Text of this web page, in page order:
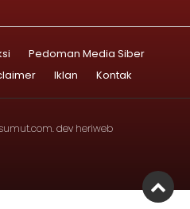
Pedoman Media Siber
Iklan Kontak
. dev heriweb